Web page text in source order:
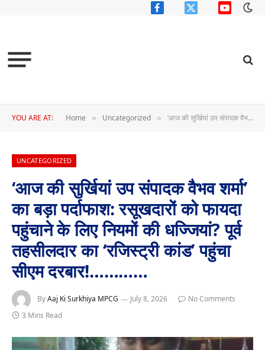
FacebookX
YouTube
YOU ARE AT: Home » Uncategorized » ‘आज की सुर्खियां उप संपादक वैभव शर्मा’ का बड़ा पर्दाफाश: रसूखदारों को फायदा पहुंचाने के लिए नियमों की धज्जियां? पूर्व तहसीलदार का ‘रजिस्ट्री कांड’ पहुंचा सीएम दरबार!…………
UNCATEGORIZED
‘आज की सुर्खियां उप संपादक वैभव शर्मा’
का बड़ा पर्दाफाश: रसूखदारों को फायदा
पहुंचाने के लिए नियमों की धज्जियां? पूर्व
तहसीलदार का ‘रजिस्ट्री कांड’ पहुंचा
सीएम दरबार!…………
ByAaj Ki Surkhiya MPCG July 8, 2026
No Comments
3 Mins Read